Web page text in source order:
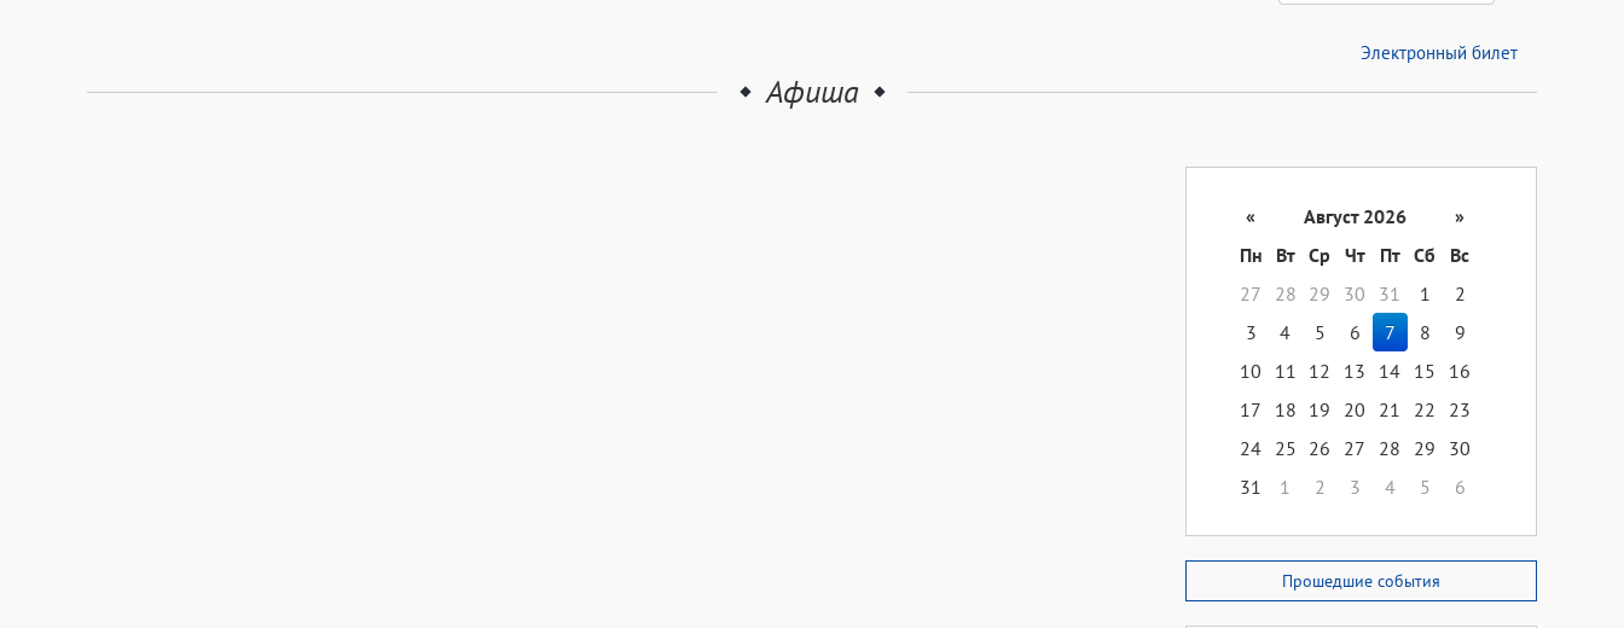
Электронный билет
Афиша
« Август 2026
»
Пн
Вт Ср Чт Пт Сб
Вс
27
28 29 30 31 1
2
3
4 5 6 7 8
9
10
11 12 13 14 15
16
17
18 19 20 21 22
23
24 25 26 27 28 29
30
31
1 2 3 4 5 6
Прошедшие события